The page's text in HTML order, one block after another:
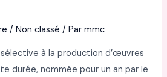
/Non classé / Parmmc
sélective à la production d’œuvres
durée, nommée pour un an par le